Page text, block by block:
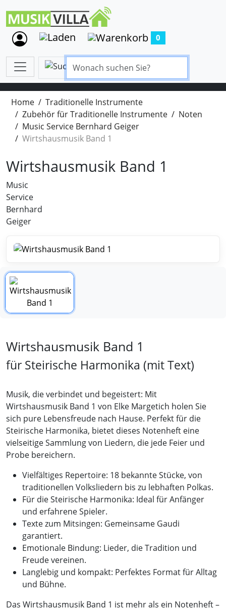
0
Home
Traditionelle Instrumente
Zubehör für Traditionelle Instrumente
Noten
Music Service Bernhard Geiger
Wirtshausmusik Band 1
Wirtshausmusik Band 1
Music
Service
Bernhard
Geiger
Wirtshausmusik Band 1
für Steirische Harmonika (mit Text)
Musik, die verbindet und begeistert: Mit
Wirtshausmusik Band 1 von Elke Margetich holen Sie
sich pure Lebensfreude nach Hause. Perfekt für die
Steirische Harmonika, bietet dieses Notenheft eine
vielseitige Sammlung von Liedern, die jede Feier und
Probe bereichern.
Vielfältiges Repertoire: 18 bekannte Stücke, von
traditionellen Volksliedern bis zu lebhaften Polkas.
Für die Steirische Harmonika: Ideal für Anfänger
und erfahrene Spieler.
Texte zum Mitsingen: Gemeinsame Gaudi
garantiert.
Emotionale Bindung: Lieder, die Tradition und
Freude vereinen.
Langlebig und kompakt: Perfektes Format für Alltag
und Bühne.
Das Wirtshausmusik Band 1 ist mehr als ein Notenheft –